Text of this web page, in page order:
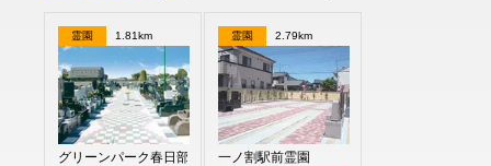
霊園 1.81km
グリーンパーク春日部浄園
霊園 2.79km
一ノ割駅前霊園